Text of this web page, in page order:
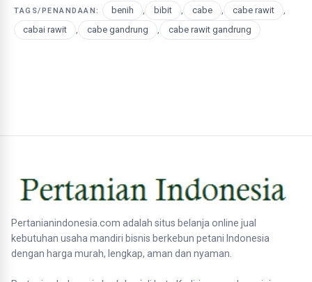
TAGS/PENANDAAN: benih , bibit , cabe , cabe rawit
,
cabai rawit
, cabe gandrung , cabe rawit gandrung
Pertanianindonesia.com adalah situs belanja online jual
kebutuhan usaha mandiri bisnis berkebun petani Indonesia
dengan harga murah, lengkap, aman dan nyaman.